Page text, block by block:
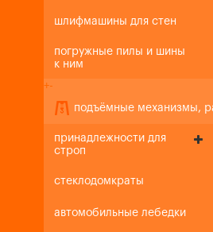
шлифмашины для стен
погружные пилы и шины
к ним
+-
подъёмные механизмы,
принадлежности для
строп
стеклодомкраты
автомобильные лебедки